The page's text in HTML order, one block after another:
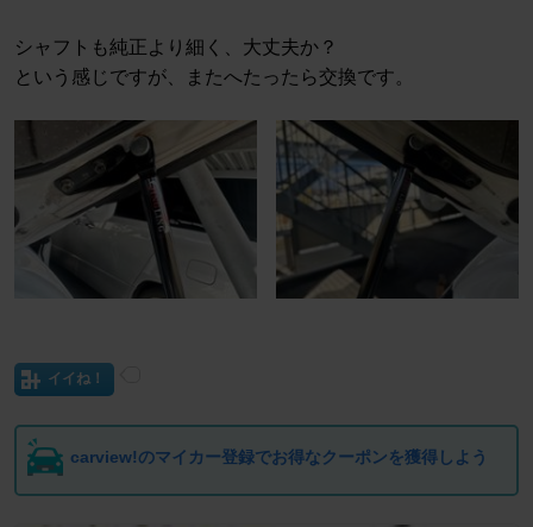
シャフトも純正より細く、大丈夫か？
という感じですが、またへたったら交換です。
イイね！
carview!のマイカー登録でお得なクーポンを獲得しよう